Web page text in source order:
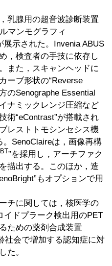
乳腺用の超音波診断装置
マンモグラフィ
展示された。Invenia ABUS
，検査者の手技に依存し
また，スキャンヘッドに
ーブ形状の“Reverse
のSenographe Essential
ナミックレンジ圧縮など
術“eContrast”が搭載され
レストトモシンセシス機
。SenoClaireは，画像再構
”を採用し，アーチファク
描出する。このほか，造
もオプションで用
チに関しては，核医学の
イドプラーク検出用のPET
ための薬剤合成装置
社会で増加する認知症に対
た。